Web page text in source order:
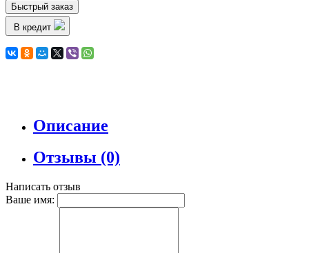
Быстрый заказ
В кредит
Описание
Отзывы (0)
Написать отзыв
Ваше имя: